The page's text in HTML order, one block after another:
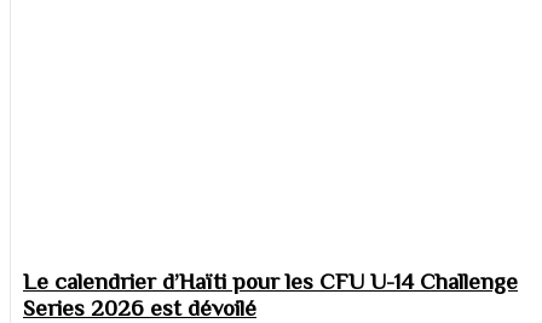
Le calendrier d’Haïti pour les CFU U-14 Challenge
Series 2026 est dévoilé